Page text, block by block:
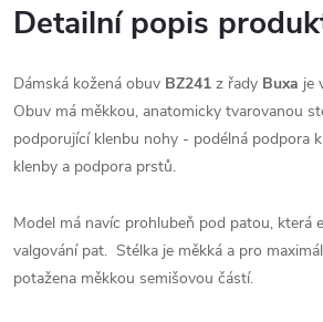
Detailní popis
Dámská kožená obuv BZ241 z řady Buxa je
Obuv má měkkou, anatomicky tvarovanou
podporující klenbu nohy - podélná podpora
klenby a podpora prstů.
Model má navíc prohlubeň pod patou, která
valgování pat. Stélka je měkká a pro
potažena měkkou semišovou částí.